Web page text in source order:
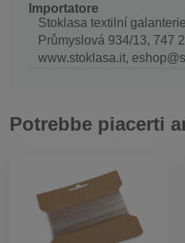
Importatore
Stoklasa textilní
Průmyslová 934/13, 747
www.stoklasa.it,
Potrebbe piacerti